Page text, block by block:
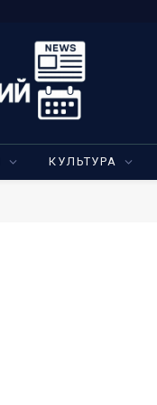
КУЛЬТУРА